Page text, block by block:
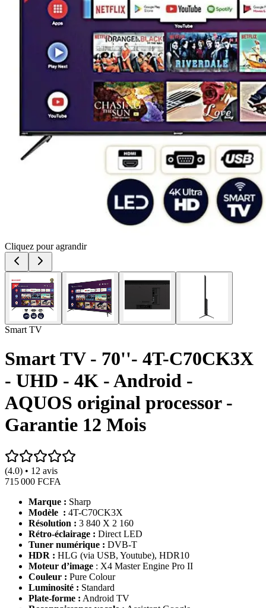
Cliquez pour agrandir
Smart TV
Smart TV - 70''- 4T-C70CK3X
- UHD - 4K - Android -
AQUOS original processor -
Garantie 12 Mois
(4.0) • 12 avis
715 000 FCFA
Marque : Sharp
Modèle : 4T-C70CK3X
Résolution : 3 840 X 2 160
Rétro-éclairage : Direct LED
Tuner numérique : DVB-T
HDR : HLG (via USB, Youtube), HDR10
Moteur d’image : X4 Master Engine Pro II
Couleur : Pure Colour
Luminosité : Standard
Plate-forme : Android TV